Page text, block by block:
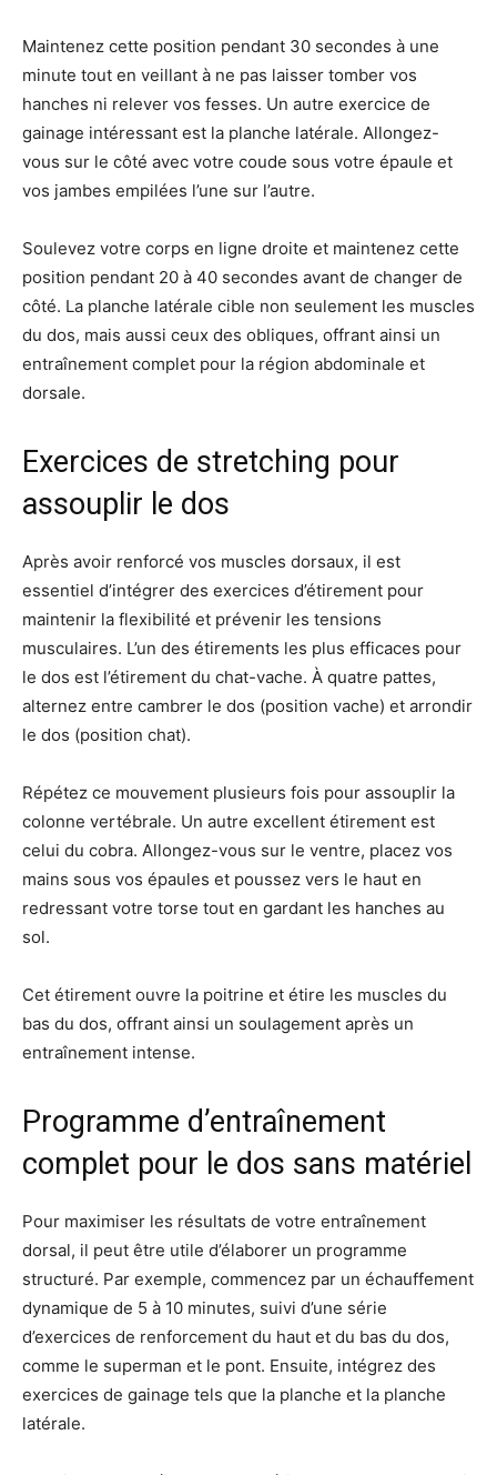
Maintenez cette position pendant 30 secondes à une
minute tout en veillant à ne pas laisser tomber vos
hanches ni relever vos fesses. Un autre exercice de
gainage intéressant est la planche latérale. Allongez-
vous sur le côté avec votre coude sous votre épaule et
vos jambes empilées l’une sur l’autre.
Soulevez votre corps en ligne droite et maintenez cette
position pendant 20 à 40 secondes avant de changer de
côté. La planche latérale cible non seulement les muscles
du dos, mais aussi ceux des obliques, offrant ainsi un
entraînement complet pour la région abdominale et
dorsale.
Exercices de stretching pour
assouplir le dos
Après avoir renforcé vos muscles dorsaux, il est
essentiel d’intégrer des exercices d’étirement pour
maintenir la flexibilité et prévenir les tensions
musculaires. L’un des étirements les plus efficaces pour
le dos est l’étirement du chat-vache. À quatre pattes,
alternez entre cambrer le dos (position vache) et arrondir
le dos (position chat).
Répétez ce mouvement plusieurs fois pour assouplir la
colonne vertébrale. Un autre excellent étirement est
celui du cobra. Allongez-vous sur le ventre, placez vos
mains sous vos épaules et poussez vers le haut en
redressant votre torse tout en gardant les hanches au
sol.
Cet étirement ouvre la poitrine et étire les muscles du
bas du dos, offrant ainsi un soulagement après un
entraînement intense.
Programme d’entraînement
complet pour le dos sans matériel
Pour maximiser les résultats de votre entraînement
dorsal, il peut être utile d’élaborer un programme
structuré. Par exemple, commencez par un échauffement
dynamique de 5 à 10 minutes, suivi d’une série
d’exercices de renforcement du haut et du bas du dos,
comme le superman et le pont. Ensuite, intégrez des
exercices de gainage tels que la planche et la planche
latérale.